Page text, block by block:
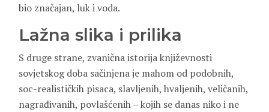
bio značajan, luk i voda.
Lažna slika i prilika
S druge strane, zvanična istorija književnosti
sovjetskog doba sačinjena je mahom od podobnih,
soc-realističkih pisaca, slavljenih, hvaljenih, veličanih,
nagrađivanih, povlašćenih – kojih se danas niko i ne